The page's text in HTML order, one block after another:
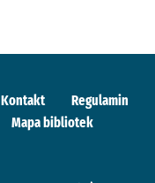
Kontakt
Regulamin
Mapa bibliotek